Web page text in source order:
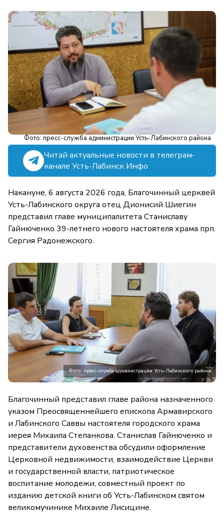
Фото: пресс-служба администрации Усть-Лабинского района
Читай актуальные новости в телеграм-
канале Усть-Лабинск Инфо
Накануне, 6 августа 2026 года, Благочинный церквей
Усть-Лабинского округа отец Дионисий Шиегин
представил главе муниципалитета Станиславу
Гайнюченко 39-летнего нового настоятеля храма прп.
Сергия Радонежского.
Фото: пресс-служба администрации Усть-Лабинского района
Благочинный представил главе района назначенного
указом Преосвященнейшего епископа Армавирского
и Лабинского Саввы настоятеля городского храма
иерея Михаила Степанкова. Станислав Гайнюченко и
представители духовенства обсудили оформление
Церковной недвижимости, взаимодействие Церкви
и государственной власти, патриотическое
воспитание молодежи, совместный проект по
изданию детской книги об Усть-Лабинском святом
великомучинике Михаиле Лисицине.